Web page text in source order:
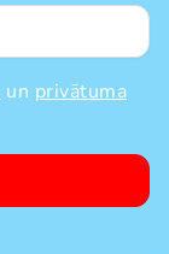
un privātuma